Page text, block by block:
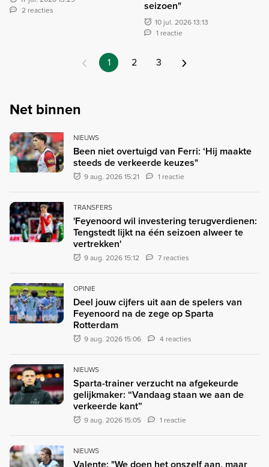
2 reacties
seizoen"
10 jul. 2026 13:13
1 reactie
‹ 1 2 3 ›
Net binnen
NIEUWS
Been niet overtuigd van Ferri: ‘Hij maakte
steeds de verkeerde keuzes"
9 aug. 2026 15:21 1 reactie
TRANSFERS
'Feyenoord wil investering terugverdienen:
Tengstedt lijkt na één seizoen alweer te
vertrekken'
9 aug. 2026 15:12 7 reacties
OPINIE
Deel jouw cijfers uit aan de spelers van
Feyenoord na de zege op Sparta
Rotterdam
9 aug. 2026 15:06 4 reacties
NIEUWS
Sparta-trainer verzucht na afgekeurde
gelijkmaker: “Vandaag staan we aan de
verkeerde kant”
9 aug. 2026 15:05 1 reactie
NIEUWS